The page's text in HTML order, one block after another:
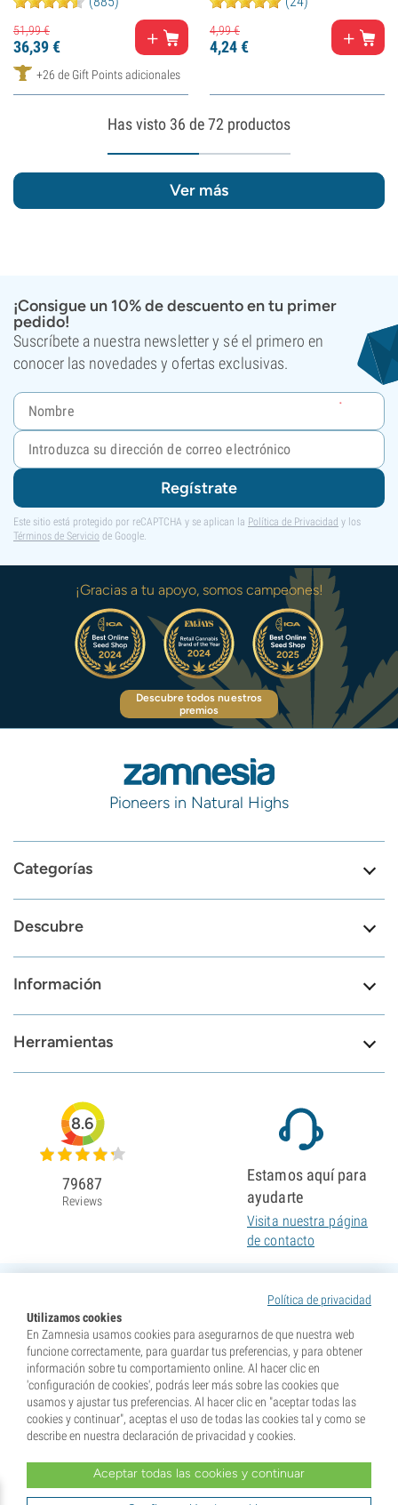
51,99€
36,39€
+26 de Gift Points adicionales
4,99€
4,24€
Has visto 36 de 72 productos
Ver más
¡Consigue un 10% de descuento en tu primer
pedido!
Suscríbete a nuestra newsletter y sé el primero en
conocer las novedades y ofertas exclusivas.
Regístrate
Este sitio está protegido por reCAPTCHA y se aplican la Política de Privacidad y los
Términos de Servicio de Google.
¡Gracias a tu apoyo, somos campeones!
Descubre todos nuestros
premios
Pioneers in Natural Highs
Categorías
Descubre
Información
Herramientas
Política de privacidad
Utilizamos cookies
En Zamnesia usamos cookies para asegurarnos de que nuestra web
funcione correctamente, para guardar tus preferencias, y para obtener
información sobre tu comportamiento online. Al hacer clic en
'configuración de cookies', podrás leer más sobre las cookies que
usamos y ajustar tus preferencias. Al hacer clic en "aceptar todas las
cookies y continuar", aceptas el uso de todas las cookies tal y como se
describe en nuestra declaración de privacidad y cookies.
Aceptar todas las cookies y continuar
8.6
79687
Reviews
Estamos aquí para
ayudarte
Visita nuestra página
de contacto
* Nuestras semillas se venden como suvenires. La germinación de semillas es ilegal en muchos